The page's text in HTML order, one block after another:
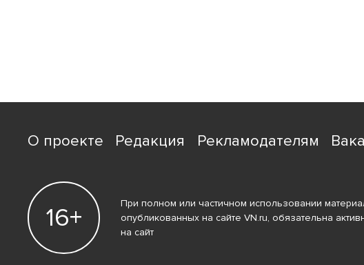
О проекте Редакция Рекламодателям
16+
При полном или частичном использовании
опубликованных на сайте VN.ru, обязательна
на сайт